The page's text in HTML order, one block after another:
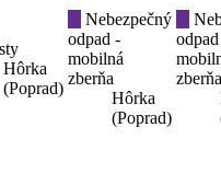
Hôrka
(Poprad)
Nebezpečný
odpad -
mobilná
zberňa
Hôrka
(Poprad)
zberňa